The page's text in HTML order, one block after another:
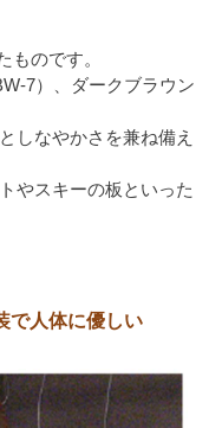
ものです。
7）、ダークブラウン
しなやかさを兼ね備え
やスキーの板といった
人体に優しい